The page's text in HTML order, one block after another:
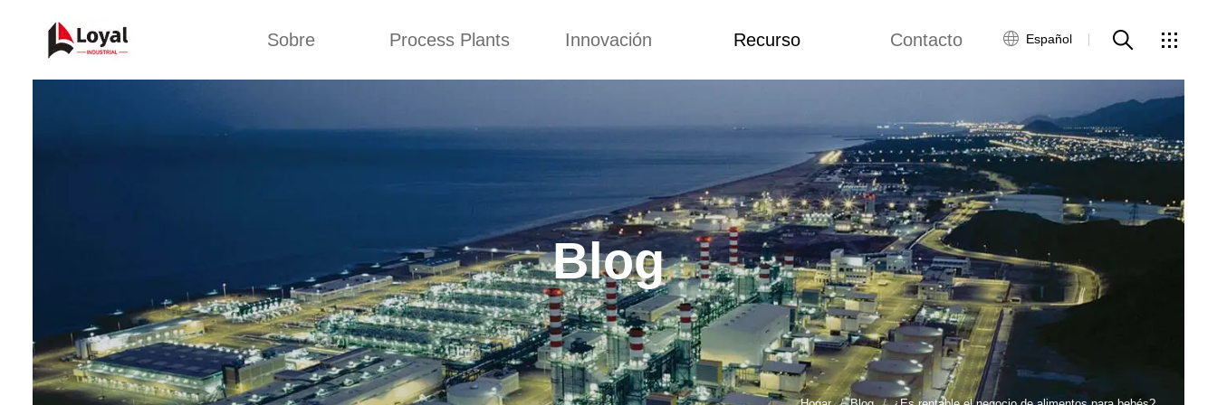
Sobre
Sobre nosotros
Process Plants
piensos
Línea de producción de
snacks fritos
Máquina para hacer carne
de soja
Línea de producción de
Innovación
Diseño
Recurso
Blog
Video
Custome Reviews
Contacto
Red global
Servicio al Cliente
Contacta con
nosotros
Español
Blog